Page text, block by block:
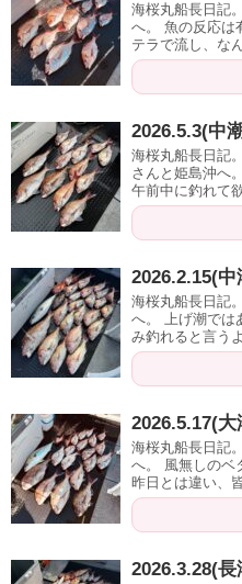
海桜丸船長日記
へ。 魚の反応は
テラで流し、な
2026.5.3(中
海桜丸船長日記
さんと姫島沖へ
午前中に釣れて
2026.2.15(
海桜丸船長日記
へ。 上げ潮では
み釣れると言う
2026.5.17(
海桜丸船長日記
へ。 風無しのベ
昨日とは違い、
2026.3.28(